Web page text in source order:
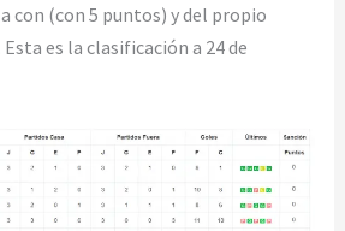
con (con 5 puntos) y del propio
es la clasificación a 24 de